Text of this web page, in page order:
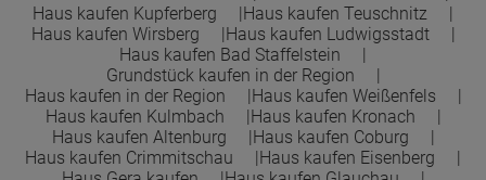
Haus kaufen Kupferberg
Haus kaufen Teuschnitz
Haus kaufen Wirsberg
Haus kaufen Ludwigsstadt
Haus kaufen Bad Staffelstein
Grundstück kaufen in der Region
Haus kaufen in der Region
Haus kaufen Weißenfels
Haus kaufen Kulmbach
Haus kaufen Kronach
Haus kaufen Altenburg
Haus kaufen Coburg
Haus kaufen Crimmitschau
Haus kaufen Eisenberg